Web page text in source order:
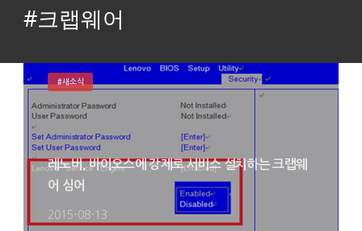
#크랩웨어
레노버, 바이오스에 강제로 서비스 설치하는 크랩웨
어 심어
2015-08-13
#새소식